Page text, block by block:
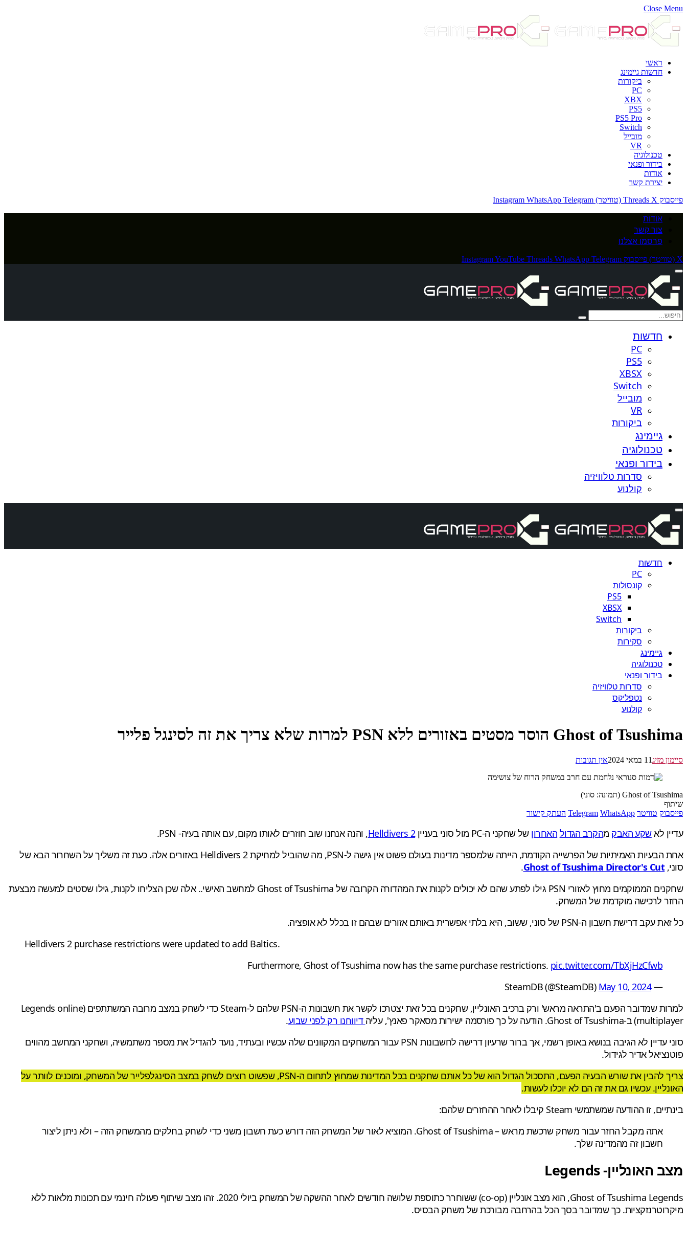
Close Menu
ראשי
חדשות גיימינג
ביקורות
PC
XBX
PS5
PS5 Pro
Switch
מובייל
VR
טכנולוגיה
בידור ופנאי
אודות
יצירת קשר
פייסבוק
Threads X (טוויטר) Instagram WhatsApp Telegram
אודות
צור קשר
פרסמו אצלנו
X (טוויטר) פייסבוק InstagramYouTube Threads WhatsApp Telegram
חדשות
PC
PS5
XBSX
Switch
מובייל
VR
ביקורות
גיימינג
טכנולוגיה
בידור ופנאי
סדרות טלוויזיה
קולנוע
חדשות
PC
קונסולות
PS5
XBSX
Switch
ביקורות
סקירות
גיימינג
טכנולוגיה
בידור ופנאי
סדרות טלוויזיה
נטפליקס
קולנוע
Ghost of Tsushima הוסר מסטים באזורים ללא PSN למרות שלא צריך את זה לסינגל פלייר
סיימון מזיג11 במאי 2024 אין תגובות
Ghost of Tsushima (תמונה: סוני)
שיתוף
פייסבוק טוויטר Telegram WhatsApp העתק קישור
עדיין לאשקע האבק מהקרב הגדול האחרון של שחקני ה-PC מול סוני בעניין Helldivers 2, והנה אנחנו שוב חוזרים לאותו מקום, עם אותה בעיה- PSN.
אחת הבעיות האמיתיות של הפרשייה הקודמת, הייתה שלמספר מדינות בעולם פשוט אין גישה ל-PSN, מה שהוביל למחיקת Helldivers 2 באזורים אלה. כעת זה משליך על השחרור הבא של
סוני,Ghost of Tsushima Director's Cut
.
שחקנים הממוקמים מחוץ לאזורי PSN גילו לפתע שהם לא יכולים לקנות את המהדורה הקרובה של Ghost of Tsushima למחשב האישי.. אלה שכן הצליחו לקנות, גילו שסטים למעשה מבצעת
החזר לרכישה מוקדמת של המשחק.
כל זאת עקב דרישת חשבון ה-PSN של סוני, ששוב, היא בלתי אפשרית באותם אזורים שבהם זו בכלל לא אופציה.
Helldivers 2 purchase restrictions were updated to add Baltics.
Furthermore, Ghost of Tsushima now has the same purchase restrictions. pic.twitter.com/TbXjHzCfwb
— SteamDB (@SteamDB)
May 10, 2024
למרות שמדובר הפעם ב'התראה מראש' ורק ברכיב האונליין, שחקנים בכל זאת יצטרכו לקשר את חשבונות ה-PSN שלהם ל-Steam כדי לשחק במצב מרובה המשתתפים (Legends online
multiplayer) ב-Ghost of Tsushima. הודעה על כך פורסמה ישירות מסאקר פאנץ', עליה
דיווחנו רק לפני שבוע.
סוני עדיין לא הגיבה בנושא באופן רשמי, אך ברור שרעיון דרישה לחשבונות PSN עבור המשחקים המקוונים שלה עכשיו ובעתיד, נועד להגדיל את מספר משתמשיה, ושחקני המחשב מהווים
פוטנציאל אדיר לגידול.
צריך להבין את שורש הבעיה הפעם, התסכול הגדול הוא של כל אותם שחקנים בכל המדינות שמחוץ לתחום ה-PSN, שפשוט רוצים לשחק במצב הסינגלפלייר של המשחק, ומוכנים לוותר על
האונליין. עכשיו גם את זה הם לא יוכלו לעשות.
בינתיים, זו ההודעה שמשתמשי Steam קיבלו לאחר ההחזרים שלהם:
אתה מקבל החזר עבור משחק שרכשת מראש – Ghost of Tsushima. המוציא לאור של המשחק הזה דורש כעת חשבון משני כדי לשחק בחלקים מהמשחק הזה – ולא ניתן ליצור
חשבון זה מהמדינה שלך.
מצב האונליין- Legends
Ghost of Tsushima Legends, הוא מצב אונליין (co-op) ששוחרר כתוספת שלושה חודשים לאחר ההשקה של המשחק ביולי 2020. זהו מצב שיתוף פעולה חינמי עם תכונות מלאות ללא
מיקרוטרנזקציות. כך שמדובר בסך הכל בהרחבה מבורכת של משחק הבסיס.